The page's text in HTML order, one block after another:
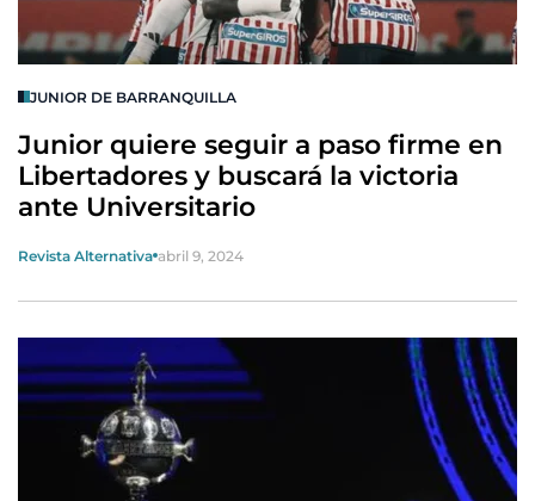
JUNIOR DE BARRANQUILLA
Junior quiere seguir a paso firme en
Libertadores y buscará la victoria
ante Universitario
Revista Alternativa abril 9, 2024